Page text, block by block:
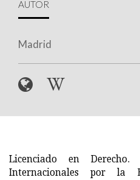
AUTOR
Madrid
W
Licenciado en
Internacionales por la